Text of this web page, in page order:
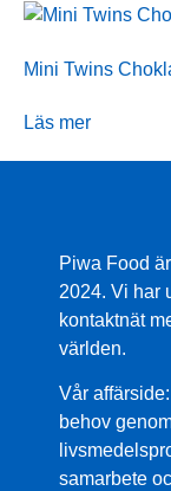
Mini Twins
Läs mer
Piwa Food
2024. Vi har
kontaktnät
världen.
Vår affärside:
behov
samarbete